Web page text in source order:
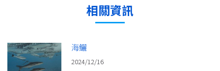
相關資訊
海鱺
2024/12/16